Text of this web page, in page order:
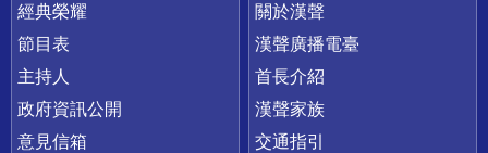
快速連結
經典榮耀
節目表
主持人
政府資訊公開
意見信箱
關於漢聲
漢聲廣播電臺
首長介紹
漢聲家族
交通指引